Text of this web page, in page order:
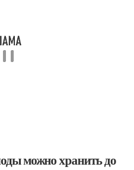
можно хранить до